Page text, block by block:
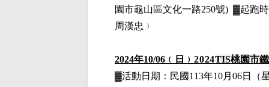
園市龜山區文化一路250號) ▓起跑
周漢忠﹚
2024年10/06 ﹙日﹚ 2024TIS桃園市
▓活動日期： 民國113年10月06日
（